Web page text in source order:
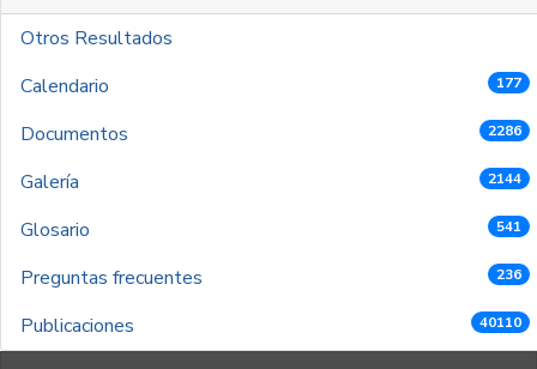
Otros Resultados
Calendario
177
Documentos 2286
Galería 2144
Glosario 541
Preguntas frecuentes 236
Publicaciones 40110